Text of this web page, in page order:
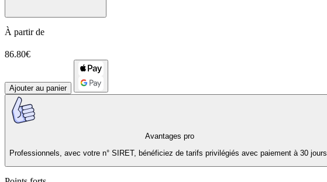
À partir de
86.80€
Ajouter au panier
Avantages pro
Professionnels, avec votre n° SIRET, bénéficiez de tarifs privilégiés avec paiement à 30 jours.